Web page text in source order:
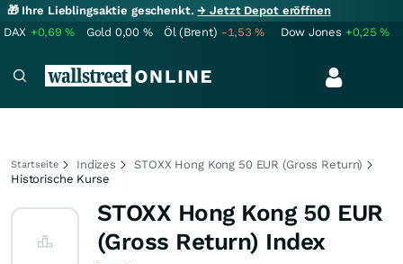
🎁 Ihre Lieblingsaktie geschenkt.→ Jetzt Depot eröffnen
DAX +0,69% Gold 0,00 % Öl (Brent) -1,53% Dow Jones +0,25%
Startseite Indizes
STOXX Hong Kong 50 EUR (Gross Return)
Historische Kurse
STOXX Hong Kong 50 EUR
(Gross Return) Index